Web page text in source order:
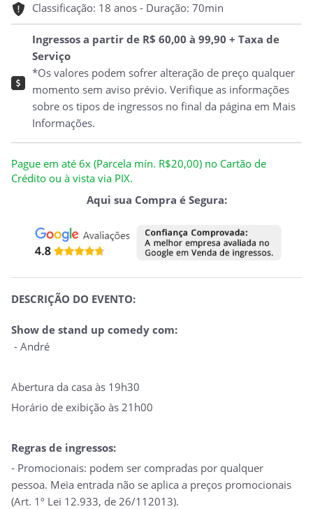
Classificação: 18 anos - Duração: 70min
Ingressos a partir de R$ 60,00 à 99,90 + Taxa de
Serviço
*Os valores podem sofrer alteração de preço qualquer
momento sem aviso prévio. Verifique as informações
sobre os tipos de ingressos no final da página em Mais
Informações.
Pague em até 6x (Parcela mín. R$20,00) no Cartão de
Crédito ou à vista via PIX.
Aqui sua Compra é Segura:
DESCRIÇÃO DO EVENTO:
Show de stand up comedy com:
- André
Abertura da casa às 19h30
Horário de exibição às 21h00
Regras de ingressos:
- Promocionais: podem ser compradas por qualquer
pessoa. Meia entrada não se aplica a preços promocionais
(Art. 1º Lei 12.933, de 26/112013).